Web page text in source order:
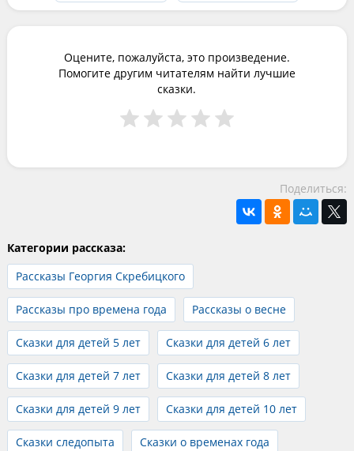
Оцените, пожалуйста, это произведение.
Помогите другим читателям найти лучшие
сказки.
Поделиться:
Категории рассказа:
Рассказы Георгия Скребицкого
Рассказы про времена года Рассказы о весне
Сказки для детей 5 лет Сказки для детей 6 лет
Сказки для детей 7 лет Сказки для детей 8 лет
Сказки для детей 9 лет Сказки для детей 10 лет
Сказки следопыта Сказки о временах года